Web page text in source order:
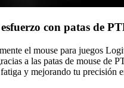
con patas de
el mouse para juegos
a las patas de mouse de
y mejorando tu precisión